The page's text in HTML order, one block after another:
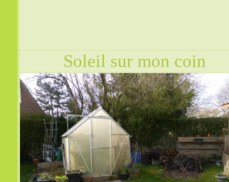
Soleil sur mon coin